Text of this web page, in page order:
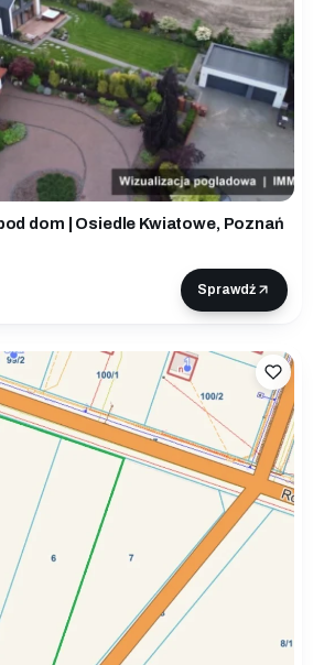
dom | Osiedle Kwiatowe, Poznań
Sprawdź